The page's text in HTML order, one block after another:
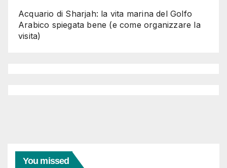
Acquario di Sharjah: la vita marina del Golfo
Arabico spiegata bene (e come organizzare la
visita)
You missed